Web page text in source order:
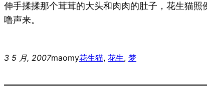
伸手揉揉那个茸茸的大头和肉肉的肚子，花生猫
噜声来。
3 5 月, 2007maomy花生猫, 花生, 梦